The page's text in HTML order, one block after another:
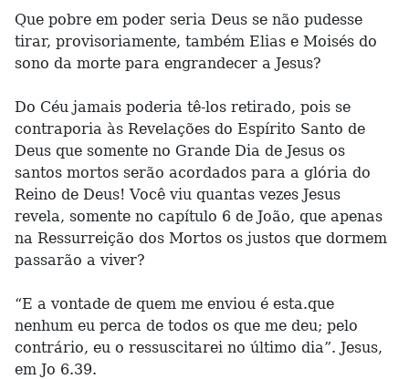
Que pobre em poder seria Deus se não pudesse
tirar, provisoriamente, também Elias e Moisés do
sono da morte para engrandecer a Jesus?
Do Céu jamais poderia tê-los retirado, pois se
contraporia às Revelações do Espírito Santo de
Deus que somente no Grande Dia de Jesus os
santos mortos serão acordados para a glória do
Reino de Deus! Você viu quantas vezes Jesus
revela, somente no capítulo 6 de João, que apenas
na Ressurreição dos Mortos os justos que dormem
passarão a viver?
“E a vontade de quem me enviou é esta.que
nenhum eu perca de todos os que me deu; pelo
contrário, eu o ressuscitarei no último dia”. Jesus,
em Jo 6.39.